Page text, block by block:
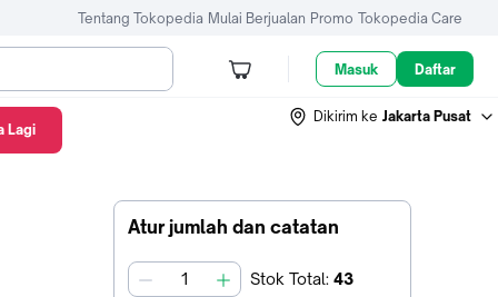
Tentang Tokopedia Mulai Berjualan Promo Tokopedia Care
Masuk Daftar
Dikirim ke Jakarta Pusat
Atur jumlah dan catatan
jumlah Stok Total: 43
Lagi